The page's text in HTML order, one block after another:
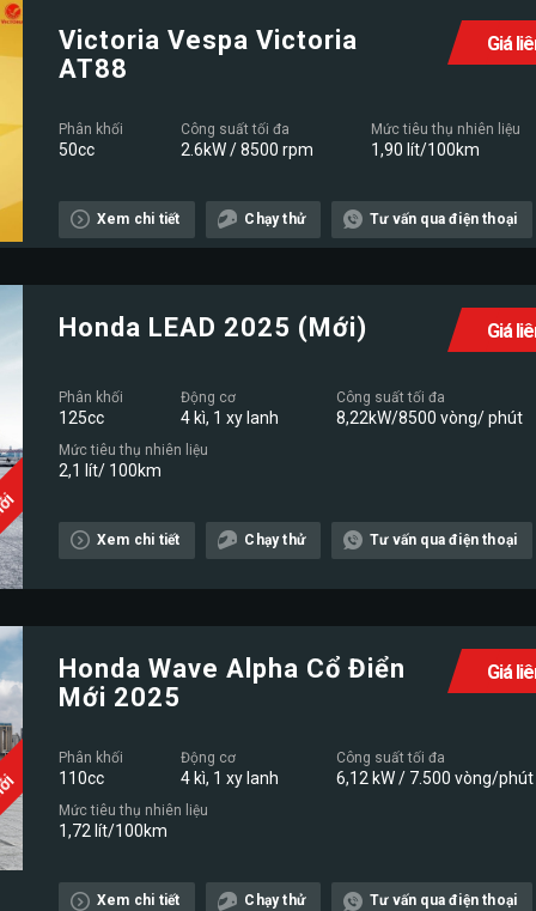
Giá
Victoria Vespa Victoria
AT88
Phân khối
50cc
Công suất tối đa
2.6kW / 8500 rpm
Mức tiêu thụ nhiên liệu
1,90 lít/100km
Xem chi tiết Chạy thử Tư vấn qua điện thoại
Giá
Honda LEAD 2025 (Mới)
Phân khối
125cc
Động cơ
4 kì, 1 xy lanh
Công suất tối đa
8,22kW/8500 vòng/ phút
Mức tiêu thụ nhiên liệu
2,1 lít/ 100km
Xem chi tiết Chạy thử Tư vấn qua điện thoại
Giá
Honda Wave Alpha Cổ Điển
Mới 2025
Phân khối
110cc
Động cơ
4 kì, 1 xy lanh
Công suất tối đa
6,12 kW / 7.500 vòng/phút
Mức tiêu thụ nhiên liệu
1,72 lít/100km
Xem chi tiết Chạy thử Tư vấn qua điện thoại